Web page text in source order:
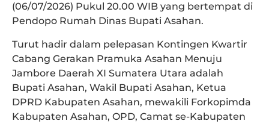
(06/07/2026) Pukul 20.00 WIB yang bertempat di
Pendopo Rumah Dinas Bupati Asahan.
Turut hadir dalam pelepasan Kontingen Kwartir
Cabang Gerakan Pramuka Asahan Menuju
Jambore Daerah XI Sumatera Utara adalah
Bupati Asahan, Wakil Bupati Asahan, Ketua
DPRD Kabupaten Asahan, mewakili Forkopimda
Kabupaten Asahan, OPD, Camat se-Kabupaten